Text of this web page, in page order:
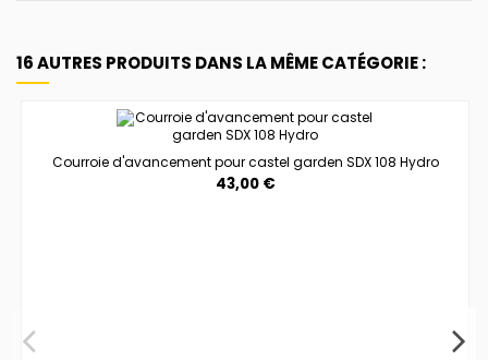
16 AUTRES PRODUITS DANS LA MÊME CATÉGORIE :
Courroie d'avancement pour castel garden SDX 108 Hydro
43,00 €